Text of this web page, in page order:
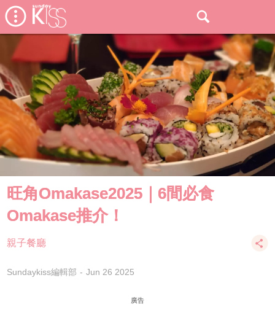
旺角Omakase2025｜6間必食
Omakase推介！
親子餐廳
Sundaykiss編輯部 Jun 26 2025
廣告